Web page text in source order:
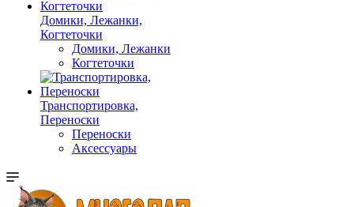
Домики, Лежанки,
Когтеточки
Домики, Лежанки
Когтеточки
Транспортировка,
Переноски
Переноски
Аксессуары